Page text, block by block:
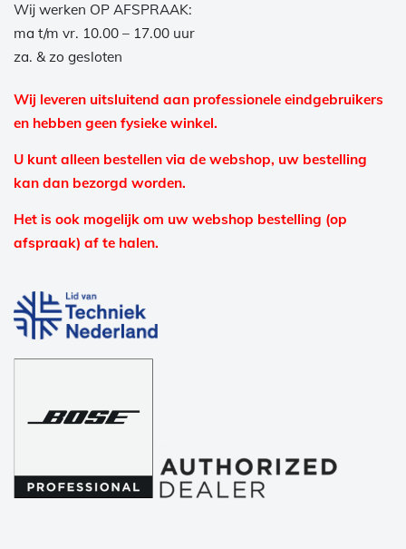
Wij werken OP AFSPRAAK:
ma t/m vr. 10.00 – 17.00 uur
za. & zo gesloten
Wij leveren uitsluitend aan professionele eindgebruikers
en hebben geen fysieke winkel.
U kunt alleen bestellen via de webshop, uw bestelling
kan dan bezorgd worden.
Het is ook mogelijk om uw webshop bestelling (op
afspraak) af te halen.